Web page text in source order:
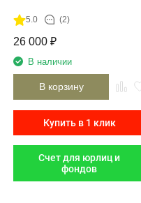
5.0 (2)
26 000 ₽
В наличии
В корзину
Купить в 1 клик
Счет для юрлиц и
фондов